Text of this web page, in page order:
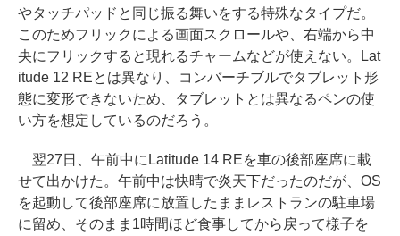
やタッチパッドと同じ振る舞いをする特殊なタイプだ。
このためフリックによる画面スクロールや、右端から中
央にフリックすると現れるチャームなどが使えない。Lat
itude 12 REとは異なり、コンバーチブルでタブレット形
態に変形できないため、タブレットとは異なるペンの使
い方を想定しているのだろう。
翌27日、午前中にLatitude 14 REを車の後部座席に載
せて出かけた。午前中は快晴で炎天下だったのだが、OS
を起動して後部座席に放置したままレストランの駐車場
に留め、そのまま1時間ほど食事してから戻って様子を